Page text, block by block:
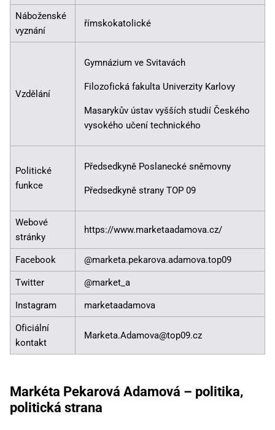
Náboženské
vyznání
římskokatolické
Vzdělání
Gymnázium ve Svitavách
Filozofická fakulta Univerzity Karlovy
Masarykův ústav vyšších studií Českého
vysokého učení technického
Politické
funkce
Předsedkyně Poslanecké sněmovny
Předsedkyně strany TOP 09
Webové
stránky
https://www.marketaadamova.cz/
Facebook @marketa.pekarova.adamova.top09
Twitter @market_a
Instagram marketaadamova
Oficiální
kontakt
Marketa.Adamova@top09.cz
Markéta Pekarová Adamová – politika,
politická strana